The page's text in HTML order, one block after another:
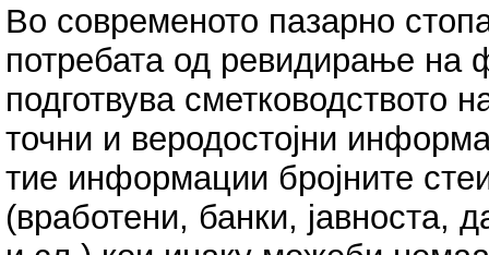
Во современото пазарно
потребата од ревидирање на
подготвува сметководството
точни и веродостојни
тие информации бројните
(вработени, банки, јавноста,